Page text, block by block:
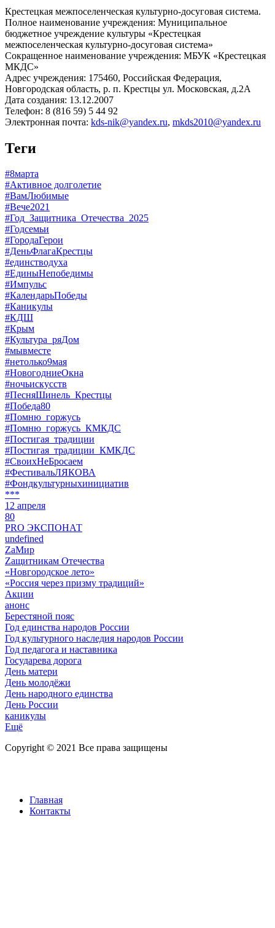
Крестецкая межпоселенческая культурно-досуговая система.
Полное наименование учреждения: Муниципальное
бюджетное учреждение культуры «Крестецкая
межпоселенческая культурно-досуговая система»
Сокращенное наименование учреждения: МБУК «Крестецкая
МКДС»
Адрес учреждения: 175460, Российская Федерация,
Новгородская область, р. п. Крестцы ул. Московская, д.2А
Дата создания: 13.12.2007
Телефон: 8 (816 59) 5 44 92
Электронная почта: kds-nik@yandex.ru, mkds2010@yandex.ru
Теги
#8марта
#Активное долголетие
#ВамЛюбимые
#Вече2021
#Год_Защитника_Отечества_2025
#Годсемьи
#ГородаГерои
#ДеньФлагаКрестцы
#единстводуха
#ЕдиныНепобедимы
#Импульс
#КалендарьПобеды
#Каникулы
#КДШ
#Крым
#Культура_ряДом
#мывместе
#нетолько9мая
#НовогодниеОкна
#ночьискусств
#ПесняШинель_Крестцы
#Победа80
#Помню_горжусь
#Помню_горжусь_КМКДС
#Постигая_традиции
#Постигая_традиции_КМКДС
#СвоихНеБросаем
#ФестивальЛЯКОВА
#Фондкультурныхинициатив
***
12 апреля
80
PRO ЭКСПОНАТ
undefined
ZaМир
Zащитникам Отечества
«Новгородское лето»
«Россия через призму традиций»
Акции
анонс
Берестяной пояс
Год единства народов России
Год культурного наследия народов России
Год педагога и наставника
Государева дорога
День матери
День молодёжи
День народного единства
День России
каникулы
Ещё
Copyright © 2021 Все права защищены
Главная
Контакты